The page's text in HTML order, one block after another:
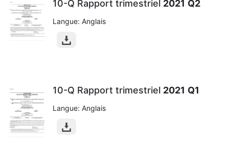
10-Q Rapport trimestriel 2021 Q2
Langue: Anglais
10-Q Rapport trimestriel 2021 Q1
Langue: Anglais